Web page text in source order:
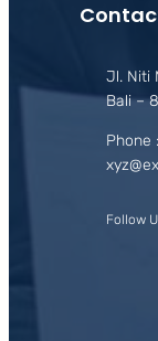
Jl. Niti
Bali –
Phone
Follow